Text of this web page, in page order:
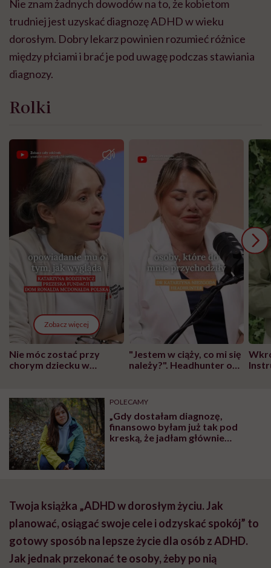
Nie znam żadnych dowodów na to, że kobietom
trudniej jest uzyskać diagnozę ADHD w wieku
dorosłym. Dobry lekarz powinien rozumieć różnice
między płciami i brać je pod uwagę podczas stawiania
diagnozy.
Rolki
Zobacz więcej
Nie móc zostać przy
chorym dziecku w
może chyba tylko
głupota i brak
wyobraźni"
"Jestem w ciąży, co mi się
należy?". Headhunter o
pracy
POLECAMY
„Gdy dostałam diagnozę,
finansowo byłam już tak pod
kreską, że jadłam głównie
Twoja książka „ADHD w dorosłym życiu. Jak
planować, osiągać swoje cele i odzyskać spokój” to
gotowy sposób na lepsze życie dla osób z ADHD.
Jak jednak przekonać te osoby, żeby po nią